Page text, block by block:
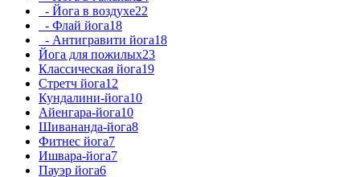
- Йога в воздухе22
- Флай йога18
- Антигравити йога18
Йога для пожилых23
Классическая йога19
Стретч йога12
Кундалини-йога10
Айенгара-йога10
Шивананда-йога8
Фитнес йога7
Ишвара-йога7
Пауэр йога6